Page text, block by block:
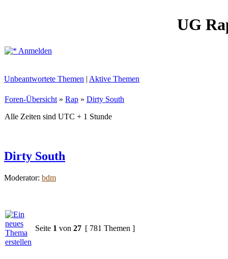
UG
Anmelden
Unbeantwortete Themen | Aktive Themen
Foren-Übersicht » Rap » Dirty South
Alle Zeiten sind UTC + 1 Stunde
Dirty South
Moderator: bdm
Seite 1 von 27 [ 781 Themen ]